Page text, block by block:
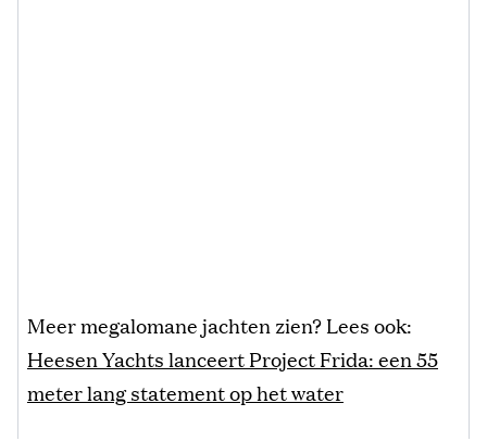
Meer megalomane jachten zien? Lees ook:
Heesen Yachts lanceert Project Frida: een 55
meter lang statement op het water